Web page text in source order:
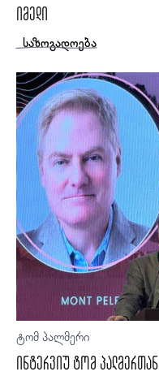
იმედი
საზოგადოება
ტომ პალმერი
ინტერვიუ ტომ პალმერთან